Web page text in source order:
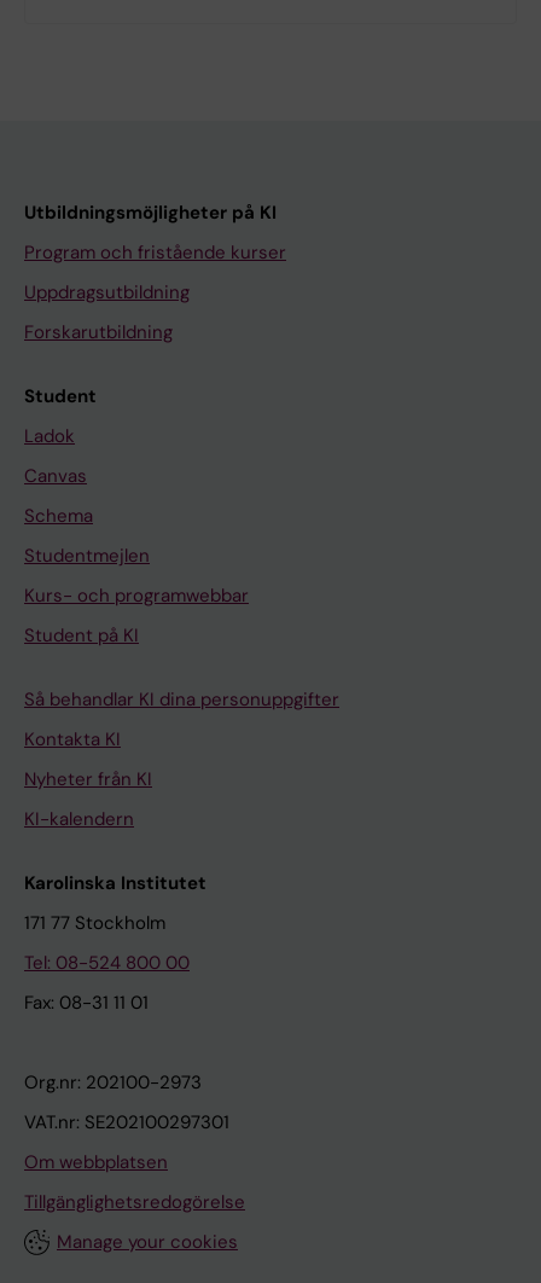
Utbildningsmöjligheter på KI
Program och fristående kurser
Uppdragsutbildning
Forskarutbildning
Student
Ladok
Canvas
Schema
Studentmejlen
Kurs- och programwebbar
Student på KI
Så behandlar KI dina personuppgifter
Kontakta KI
Nyheter från KI
KI-kalendern
Karolinska Institutet
171 77 Stockholm
Tel: 08-524 800 00
Fax: 08-31 11 01
Org.nr: 202100-2973
VAT.nr: SE202100297301
Om webbplatsen
Tillgänglighetsredogörelse
Manage your cookies